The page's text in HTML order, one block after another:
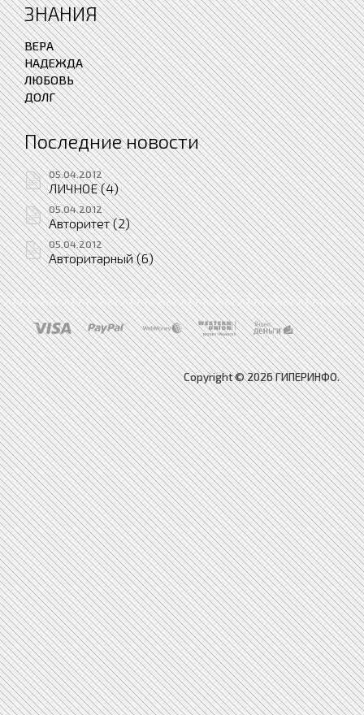
ЗНАНИЯ
ВЕРА
НАДЕЖДА
ЛЮБОВЬ
ДОЛГ
Последние новости
05.04.2012
ЛИЧНОЕ (4)
05.04.2012
Авторитет (2)
05.04.2012
Авторитарный (6)
Copyright © 2026 ГИПЕРИНФО.